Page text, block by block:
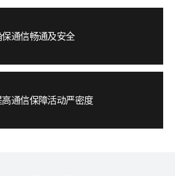
保通信畅通及安全
高通信保障活动严密度